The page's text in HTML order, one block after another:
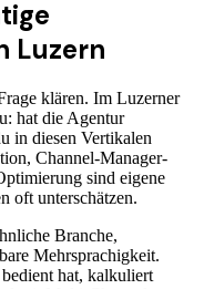
Luzern
klären. Im Luzerner
hat die Agentur
in diesen Vertikalen
Channel-Manager-
sind eigene
oft unterschätzen.
Branche,
Mehrsprachigkeit.
hat, kalkuliert